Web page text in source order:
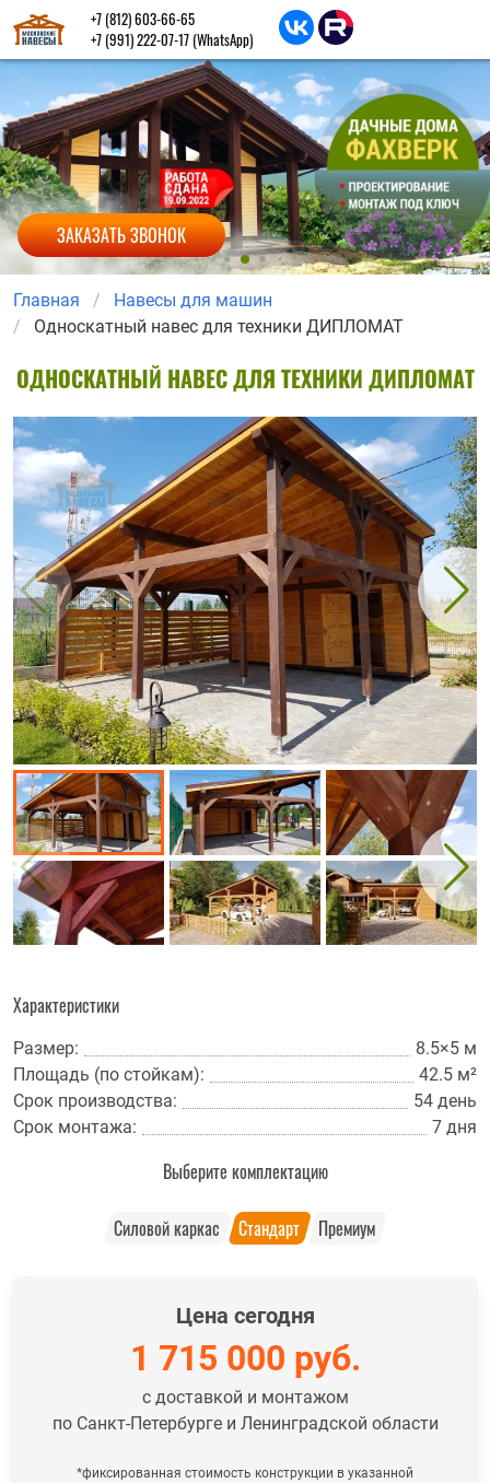
ЗАКАЗАТЬ ЗВОНОК
+7 (812) 603-66-65
+7 (991) 222-07-17 (WhatsApp)
Главная
Навесы для машин
Односкатный навес для техники ДИПЛОМАТ
ОДНОСКАТНЫЙ НАВЕС ДЛЯ ТЕХНИКИ ДИПЛОМАТ
Характеристики
Размер:
8.5×5 м
Площадь (по стойкам):
42.5 м²
Срок производства:
54 день
Срок монтажа:
7 дня
Выберите комплектацию
Силовой каркас Стандарт Премиум
Цена сегодня
1 715 000 руб.
с доставкой и монтажом
по Санкт-Петербурге и Ленинградской области
*фиксированная стоимость конструкции в указанной